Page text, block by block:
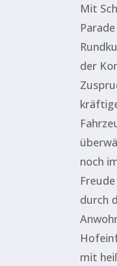
Mit
der
noch
durch
mit